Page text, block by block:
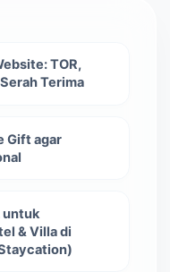
TOR,
Terima
Gift agar
untuk
& Villa di